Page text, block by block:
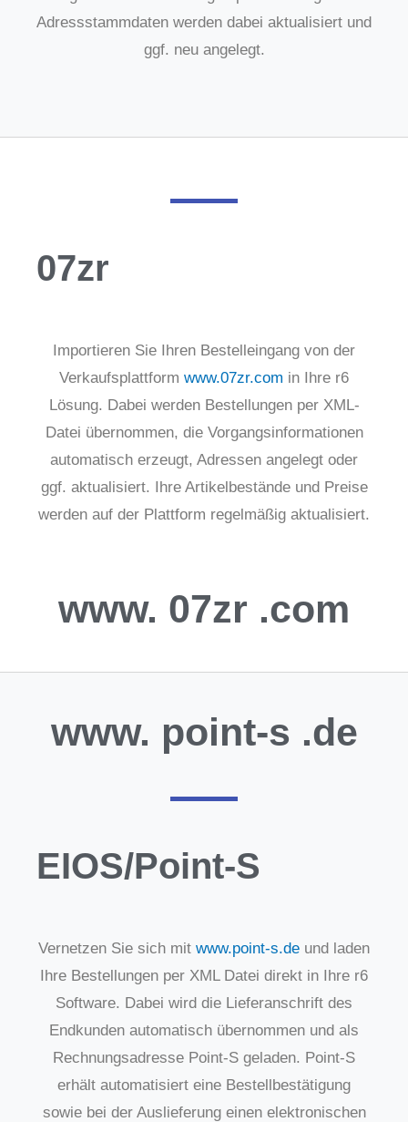
Adressstammdaten werden dabei aktualisiert und
ggf. neu angelegt.
07zr
Importieren Sie Ihren Bestelleingang von der
Verkaufsplattform www.07zr.com in Ihre r6
Lösung. Dabei werden Bestellungen per XML-
Datei übernommen, die Vorgangsinformationen
automatisch erzeugt, Adressen angelegt oder
ggf. aktualisiert. Ihre Artikelbestände und Preise
werden auf der Plattform regelmäßig aktualisiert.
www. 07zr .com
www. point-s .de
EIOS/Point-S
Vernetzen Sie sich mit www.point-s.de und laden
Ihre Bestellungen per XML Datei direkt in Ihre r6
Software. Dabei wird die Lieferanschrift des
Endkunden automatisch übernommen und als
Rechnungsadresse Point-S geladen. Point-S
erhält automatisiert eine Bestellbestätigung
sowie bei der Auslieferung einen elektronischen